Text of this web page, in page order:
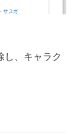
、キャラク